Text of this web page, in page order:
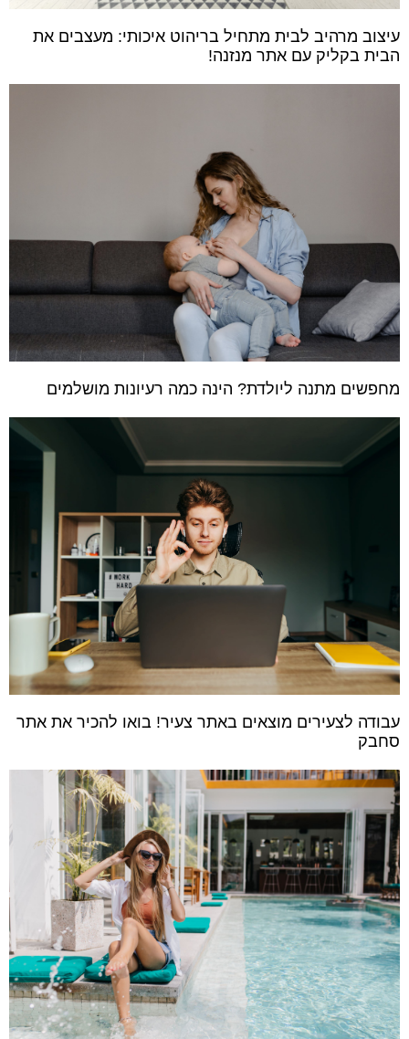
עיצוב מרהיב לבית מתחיל בריהוט איכותי: מעצבים את
הבית בקליק עם אתר מנזנה!
מחפשים מתנה ליולדת? הינה כמה רעיונות מושלמים
עבודה לצעירים מוצאים באתר צעיר! בואו להכיר את אתר
סחבק